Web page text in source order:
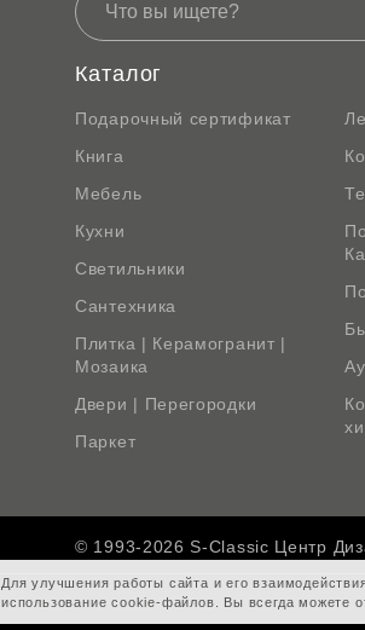
Каталог
Подарочный сертификат
Книга
Мебель
Кухни
Светильники
Сантехника
Плитка | Керамогранит |
Мозаика
Двери | Перегородки
Паркет
© 1993-2026 S-Classic Центр
Для улучшения работы сайта и его
использование cookie-файлов. Вы всегда можете